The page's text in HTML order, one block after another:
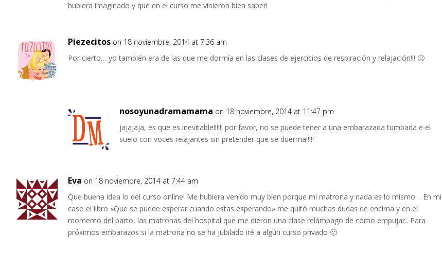
hubiera imaginado y que en el curso me vinieron bien saber!
Piezecitos on 18 noviembre, 2014 at 7:36 am
Por cierto… yo también era de las que me dormía en las clases de ejercicios de respiración y relajación!!! 🙁
nosoyunadramamama on 18 noviembre, 2014 at 11:47 pm
jajajaja, es que es inevitable!!!!!! por favor, no se puede tener a una embarazada tumbada e el
suelo con voces relajantes sin pretender que se duerma!!!!!
Eva on 18 noviembre, 2014 at 7:44 am
Que buena idea lo del curso online! Me hubiera venido muy bien porque mi matrona y nada es lo mismo… En mi
caso el libro «Que se puede esperar cuando estas esperando» me quitó muchas dudas de encima y en el
momento del parto, las matronas del hospital que me dieron una clase relámpago de cómo empujar.. Para
próximos embarazos si la matrona no se ha jubilado iré a algún curso privado 🙂